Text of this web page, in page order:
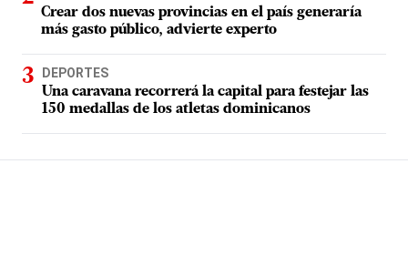
Crear dos nuevas provincias en el país generaría
más gasto público, advierte experto
DEPORTES
Una caravana recorrerá la capital para festejar las
150 medallas de los atletas dominicanos